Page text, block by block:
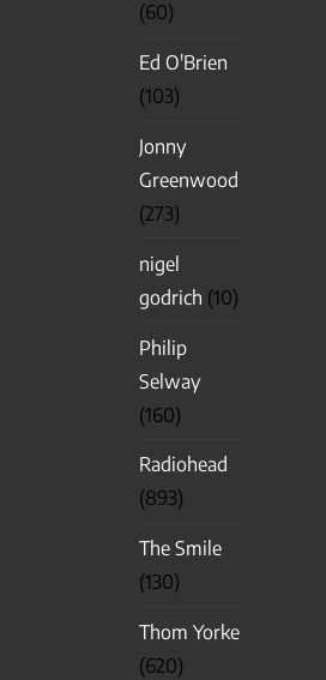
(60)
Ed O'Brien
(103)
Jonny
Greenwood
(273)
nigel
godrich (10)
Philip
Selway
(160)
Radiohead
(893)
The Smile
(130)
Thom Yorke
(620)